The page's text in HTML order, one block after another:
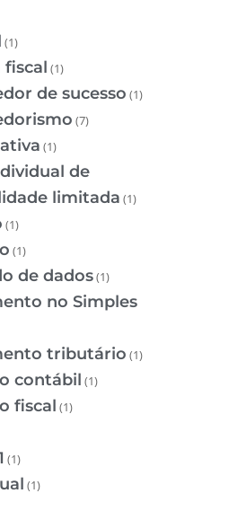
(1)
(1)
de sucesso (1)
(7)
(1)
de
limitada (1)
(1)
(1)
de dados(1)
no Simples
tributário (1)
contábil (1)
fiscal (1)
(1)
(1)